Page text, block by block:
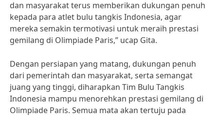
dan masyarakat terus memberikan dukungan penuh
kepada para atlet bulu tangkis Indonesia, agar
mereka semakin termotivasi untuk meraih prestasi
gemilang di Olimpiade Paris,” ucap Gita.
Dengan persiapan yang matang, dukungan penuh
dari pemerintah dan masyarakat, serta semangat
juang yang tinggi, diharapkan Tim Bulu Tangkis
Indonesia mampu menorehkan prestasi gemilang di
Olimpiade Paris. Semua mata akan tertuju pada